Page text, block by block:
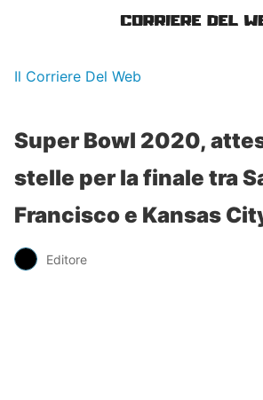
Il Corriere Del Web
Super Bowl 2020,
stelle per la finale tra
Francisco e Kansas
Editore